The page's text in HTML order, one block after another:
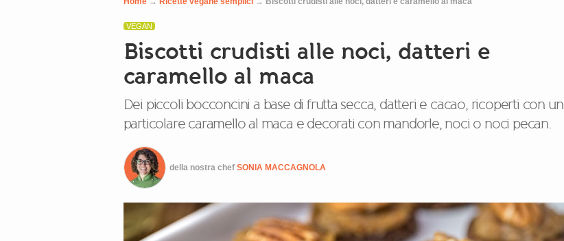
VEGAN
Biscotti crudisti alle noci, datteri e
caramello al maca
Dei piccoli bocconcini a base di frutta secca, datteri e cacao, ricoperti con un
particolare caramello al maca e decorati con mandorle, noci o noci pecan.
della nostra chef SONIA MACCAGNOLA